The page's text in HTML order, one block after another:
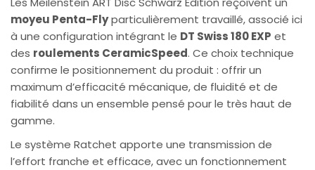
moyeu Penta-Flyparticulièrement travaillé, associé ici
à une configuration intégrant le DT Swiss 180 EXP et
des roulements CeramicSpeed. Ce choix technique
confirme le positionnement du produit : offrir un
maximum d’efficacité mécanique, de fluidité et de
fiabilité dans un ensemble pensé pour le très haut de
gamme.
Le système Ratchet apporte une transmission de
l’effort franche et efficace, avec un fonctionnement